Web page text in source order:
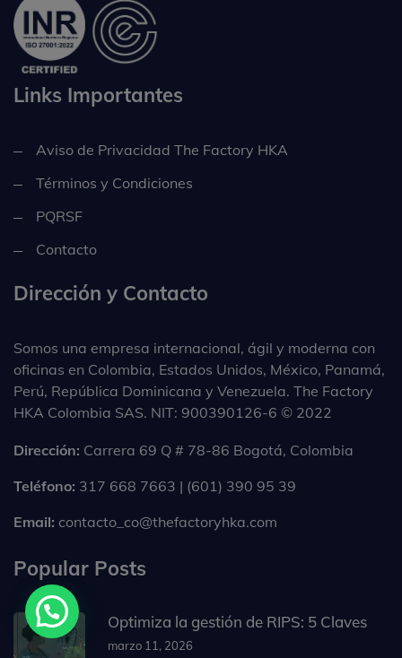
Links Importantes
Aviso de Privacidad The Factory HKA
Términos y Condiciones
PQRSF
Contacto
Dirección y Contacto
Somos una empresa internacional, ágil y moderna con
oficinas en Colombia, Estados Unidos, México, Panamá,
Perú, República Dominicana y Venezuela. The Factory
HKA Colombia SAS. NIT: 900390126-6 © 2022
Dirección: Carrera 69 Q # 78-86 Bogotá, Colombia
Teléfono: 317 668 7663 | (601) 390 95 39
Email: contacto_co@thefactoryhka.com
Popular Posts
Optimiza la gestión de RIPS: 5 Claves
marzo 11, 2026